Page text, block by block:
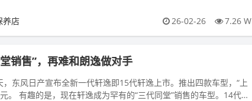
养店 26-02-26 7.26 W
销售”，再难和朗逸做对手
东风日产宣布全新一代轩逸即15代轩逸上市。推出四款车型，“上
。 有趣的是，现在轩逸成为罕有的“三代同堂”销售的车型。14代轩